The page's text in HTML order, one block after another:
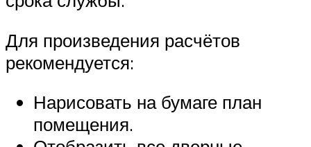
Для произведения расчётов
рекомендуется:
Нарисовать на бумаге план
помещения.